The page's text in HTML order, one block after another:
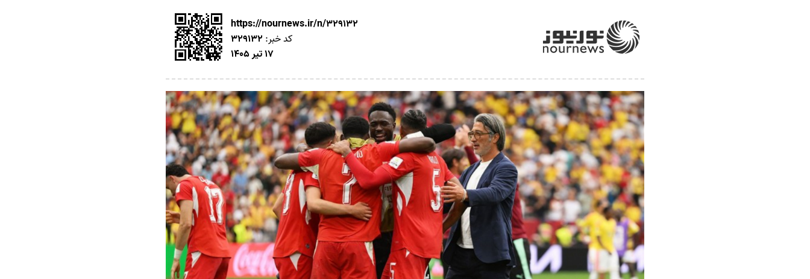
https://nournews.ir/n/329132
کد خبر: 329132
17 تیر 1405